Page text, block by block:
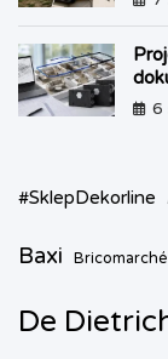
6
#SklepDekorline
Baxi Bricomarché
De